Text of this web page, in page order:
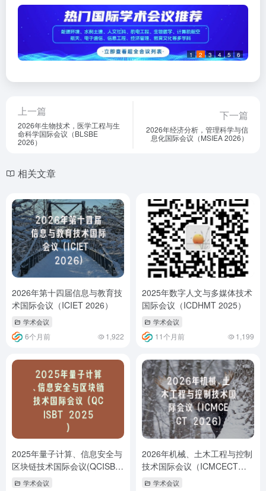
1 2 3 4 5 6
上一篇
2026年生物技术，医学工程与生
命科学国际会议（BLSBE
2026）
下一篇
2026年经济分析，管理科学与信
息化国际会议（MSIEA 2026）
相关文章
2026年第十四届信息与教育技
术国际会议（ICIET 2026）
学术会议
6个月前 1,922
2025年数字人文与多媒体技术
国际会议（ICDHMT 2025）
学术会议
11个月前 1,199
2025年量子计算、信息安全与
区块链技术国际会议(QCISBT
2025)学术会议
2026年机械、土木工程与控制
技术国际会议（ICMCECT
2026）
学术会议